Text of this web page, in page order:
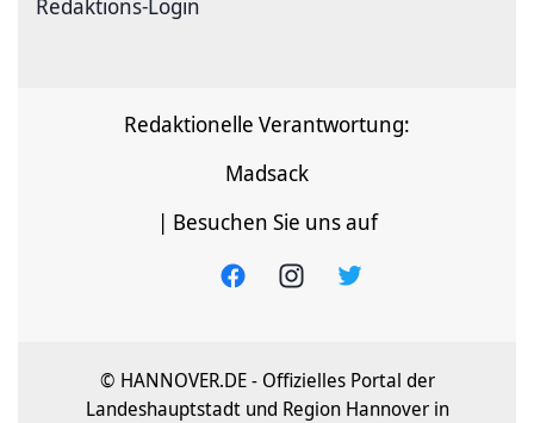
Redaktions-Login
Redaktionelle Verantwortung:
Madsack
| Besuchen Sie uns auf
© HANNOVER.DE - Offizielles Portal der
Landeshauptstadt und Region Hannover in